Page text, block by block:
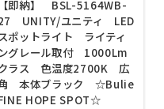
【即納】 BSL-5164WB-
UNITY/ユニティ LED
ポットライト ライティ
ングレール取付 1000Lm
ラス 色温度2700K 広
本体ブラック ☆Bulie
HOPE SPOT☆